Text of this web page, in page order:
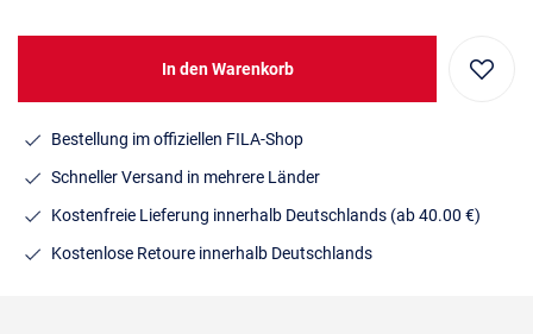
In den Warenkorb
Bestellung im offiziellen FILA-Shop
Schneller Versand in mehrere Länder
Kostenfreie Lieferung innerhalb Deutschlands (ab 40.00 €)
Kostenlose Retoure innerhalb Deutschlands